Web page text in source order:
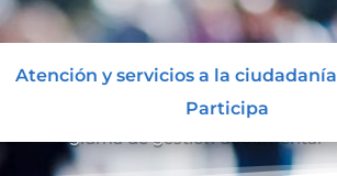
Atención y servicios a la ciudadanía
Participa